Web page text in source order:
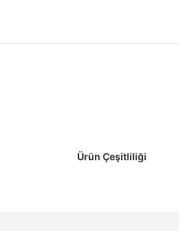
Ürün Çeşitliliği